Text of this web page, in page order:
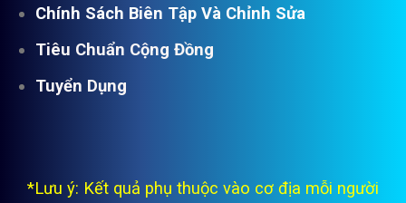
Chính Sách Biên Tập Và Chỉnh Sửa
Tiêu Chuẩn Cộng Đồng
Tuyển Dụng
*Lưu ý: Kết quả phụ thuộc vào cơ địa mỗi người